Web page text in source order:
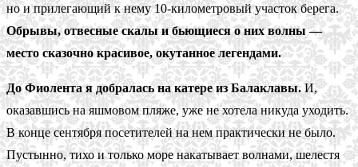
но и прилегающий к нему 10-километровый участок берега.
Обрывы, отвесные скалы и бьющиеся о них волны —
место сказочно красивое, окутанное легендами.
До Фиолента я добралась на катере из Балаклавы.И,
оказавшись на яшмовом пляже, уже не хотела никуда уходить.
В конце сентября посетителей на нем практически не было.
Пустынно, тихо и только море накатывает волнами, шелестя